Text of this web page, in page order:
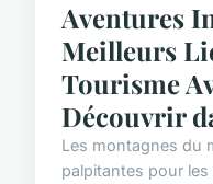
Aventures
Meilleurs
Tourisme
Découvrir
Les montagnes du
palpitantes pour